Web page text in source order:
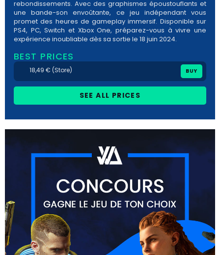
rebondissements. Avec des graphismes époustouflants et
une bande-son envoûtante, ce jeu indépendant vous
promet des heures de gameplay immersif. Disponible sur
PS4, PC, Switch et Xbox One, préparez-vous à vivre une
expérience inoubliable dès sa sortie le 18 juin 2024.
BEST PRICES
18,49 € (Store) BUY
SEE ALL PRICES